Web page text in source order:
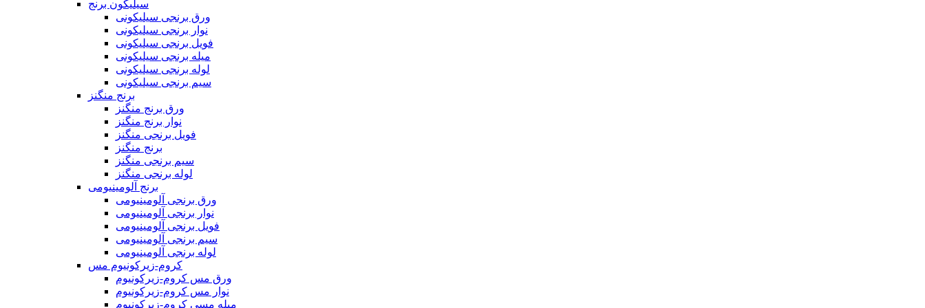
سیلیکون برنج
ورق برنجی سیلیکونی
نوار برنجی سیلیکونی
فویل برنجی سیلیکونی
میله برنجی سیلیکونی
لوله برنجی سیلیکونی
سیم برنجی سیلیکونی
برنج منگنز
ورق برنج منگنز
نوار برنج منگنز
فویل برنجی منگنز
برنج منگنز
سیم برنجی منگنز
لوله برنجی منگنز
برنج آلومینیومی
ورق برنجی آلومینیومی
نوار برنجی آلومینیومی
فویل برنجی آلومینیومی
سیم برنجی آلومینیومی
لوله برنجی آلومینیومی
کروم-زیرکونیوم مس
ورق مس کروم-زیرکونیوم
نوار مس کروم-زیرکونیوم
میله مسی کروم-زیرکونیوم